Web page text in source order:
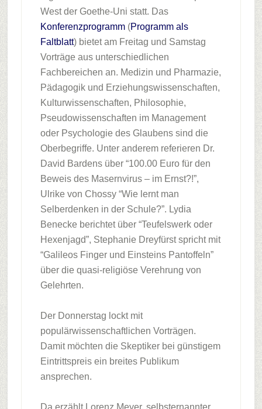
West der Goethe-Uni statt. Das
Konferenzprogramm(Programm als
Faltblatt) bietet am Freitag und Samstag
Vorträge aus unterschiedlichen
Fachbereichen an. Medizin und Pharmazie,
Pädagogik und Erziehungswissenschaften,
Kulturwissenschaften, Philosophie,
Pseudowissenschaften im Management
oder Psychologie des Glaubens sind die
Oberbegriffe. Unter anderem referieren Dr.
David Bardens über “100.00 Euro für den
Beweis des Masernvirus – im Ernst?!”,
Ulrike von Chossy “Wie lernt man
Selberdenken in der Schule?”. Lydia
Benecke berichtet über “Teufelswerk oder
Hexenjagd”, Stephanie Dreyfürst spricht mit
“Galileos Finger und Einsteins Pantoffeln”
über die quasi-religiöse Verehrung von
Gelehrten.
Der Donnerstag lockt mit
populärwissenschaftlichen Vorträgen.
Damit möchten die Skeptiker bei günstigem
Eintrittspreis ein breites Publikum
ansprechen.
Da erzählt Lorenz Meyer, selbsternannter